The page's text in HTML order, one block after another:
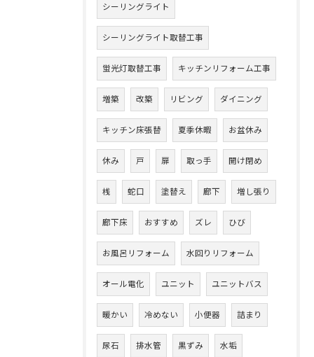
シーリングライト
シーリングライト取替工事
蛍光灯取替工事 キッチンリフォーム工事
増築 改築 リビング ダイニング
キッチン床張替 夏季休暇 お盆休み
休み 戸 扉 取っ手 開け閉め
桟 蛇口 塗替え 廊下 増し張り
廊下床 おすすめ ズレ ひび
お風呂リフォーム 水回りリフォーム
オール電化 ユニット ユニットバス
暖かい 冷めない 小便器 詰まり
尿石 排水管 黒ずみ 水垢